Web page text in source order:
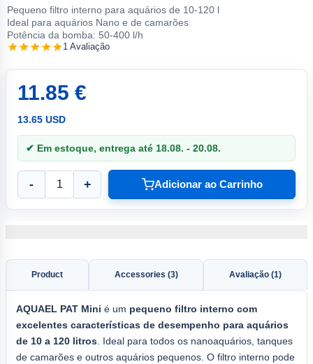
Pequeno filtro interno para aquários de 10-120 l
Ideal para aquários Nano e de camarões
Potência da bomba: 50-400 l/h
1 Avaliação
11.85 €
13.65 USD
✔ Em estoque, entrega até 18.08. - 20.08.
- + Adicionar ao Carrinho
Product Accessories (3) Avaliação (1)
AQUAEL PAT Mini é um pequeno filtro interno com
excelentes características de desempenho para aquários
de 10 a 120 litros . Ideal para todos os nanoaquários, tanques
de camarões e outros aquários pequenos. O filtro interno pode